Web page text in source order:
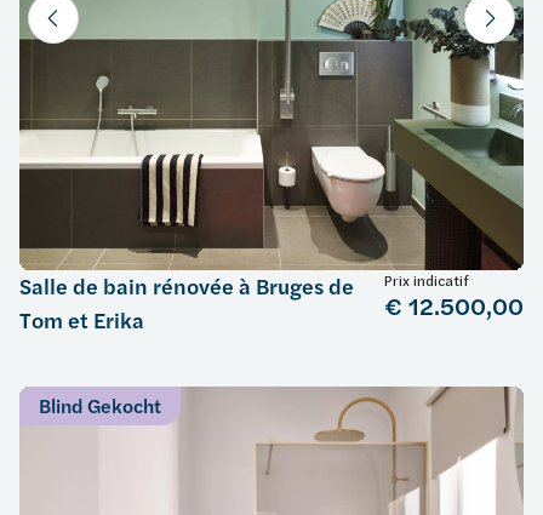
Salle de bain rénovée à Bruges de
Tom et Erika
Prix indicatif
€ 12.500,00
Blind Gekocht